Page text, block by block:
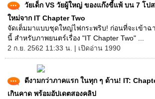
วัยเด็ก VS วัยผู้ใหญ่ ของแก๊งขี้แพ้ บน 7 โป
ใหม่จาก IT Chapter Two
จัดเต็มมาแบบชุดใหญ่ไฟกระพริบ! ก่อนที่จะเข้าฉ
นี้ สำหรับภาพยนตร์เรื่อง "IT Chapter Two" ...
2 ก.ย. 2562 11:33 น. | เปิดอ่าน 1990
ดีงามกว่าภาคแรก ในทุก ๆ ด้าน! IT:
เกินคาด พร้อมอัปเดตสองคลิป